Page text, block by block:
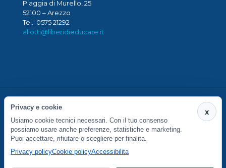
Piaggia di Murello, 25
52100 – Arezzo
Tel.: 0575 21292
aliotti@liberidieducare.it
S. Maria in Gradi Società Cooperativa Sociale - Via
Piaggia di Murello 27/29 - 52100 Arezzo - P.IVA
01764430516
x
Privacy e cookie
Usiamo cookie tecnici necessari. Con il tuo consenso
possiamo usare anche preferenze, statistiche e marketing.
Puoi accettare, rifiutare o scegliere per finalita.
Privacy policyCookie policyAccessibilita